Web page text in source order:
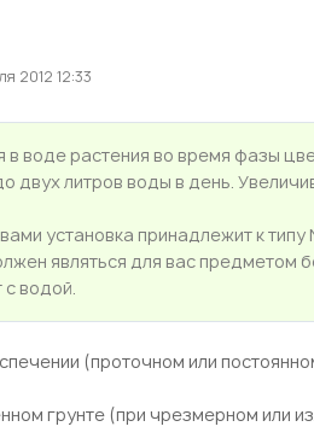
2012 12:33
воде растения во время фазы
двух литров воды в день.
установка принадлежит к
являться для вас предметом
с водой.
(проточном или
грунте (при чрезмерном или